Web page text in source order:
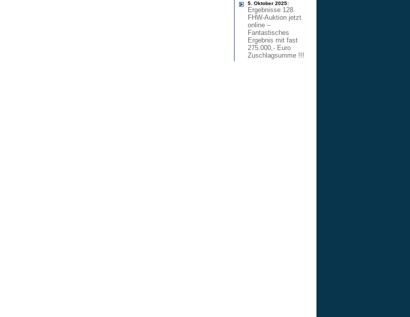
5. Oktober 2025:
Ergebnisse 128.
FHW-Auktion jetzt
online –
Fantastisches
Ergebnis mit fast
275.000,- Euro
Zuschlagsumme !!!